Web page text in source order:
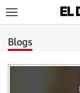
Blogs